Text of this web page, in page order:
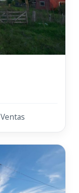
Ventas